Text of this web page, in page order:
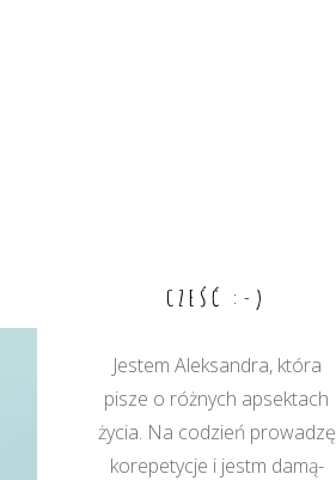
CZEŚĆ :-)
Jestem Aleksandra, która
pisze o różnych apsektach
życia. Na codzień prowadzę
korepetycje i jestm damą-